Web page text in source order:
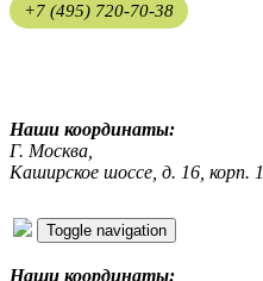
+7 (495) 720-70-38
Наши координаты:
Г. Москва,
Каширское шоссе, д. 16, корп. 1
Toggle navigation
Наши координаты: